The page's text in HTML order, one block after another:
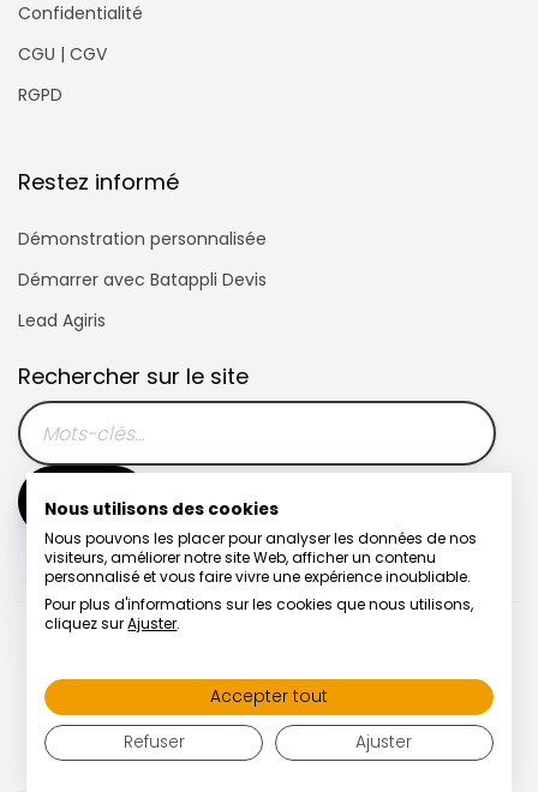
Confidentialité
CGU | CGV
RGPD
Restez informé
Démonstration personnalisée
Démarrer avec Batappli Devis
Lead Agiris
Rechercher sur le site
Télémaintenance | Hotline
© Copyright | Batappli Systemlog
Nous utilisons des cookies
Nous pouvons les placer pour analyser les données de nos
visiteurs, améliorer notre site Web, afficher un contenu
personnalisé et vous faire vivre une expérience inoubliable.
Pour plus d'informations sur les cookies que nous utilisons,
cliquez surAjuster.
Accepter tout
Refuser
Ajuster